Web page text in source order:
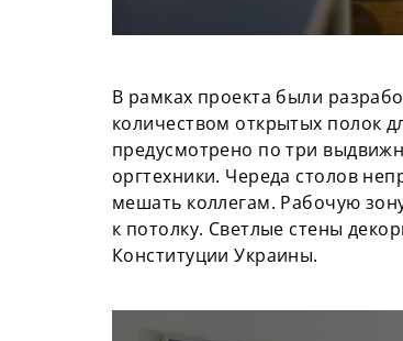
В рамках проекта были
количеством открытых полок
предусмотрено по три
оргтехники. Череда столов
мешать коллегам. Рабочую
к потолку. Светлые стены
Конституции Украины.